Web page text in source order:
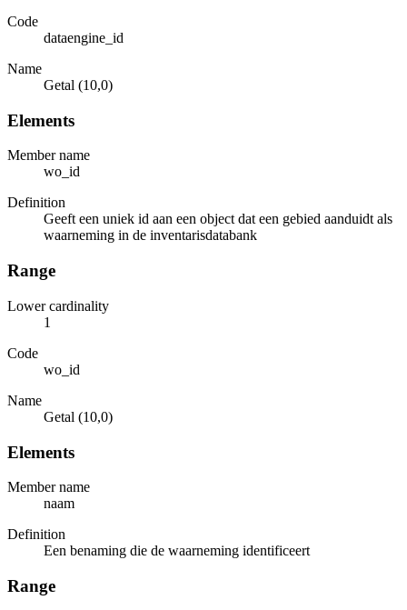
Code
dataengine_id
Name
Getal (10,0)
Elements
Member name
wo_id
Definition
Geeft een uniek id aan een object dat een gebied aanduidt als
waarneming in de inventarisdatabank
Range
Lower cardinality
1
Code
wo_id
Name
Getal (10,0)
Elements
Member name
naam
Definition
Een benaming die de waarneming identificeert
Range